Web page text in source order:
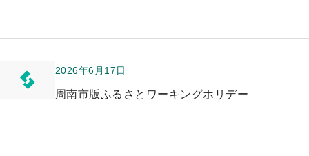
2026年6月17日
周南市版ふるさとワーキングホリデー